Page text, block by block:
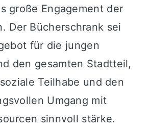
große Engagement der
. Der Bücherschrank sei
für die jungen
den gesamten Stadtteil,
Teilhabe und den
Umgang mit
sinnvoll stärke.